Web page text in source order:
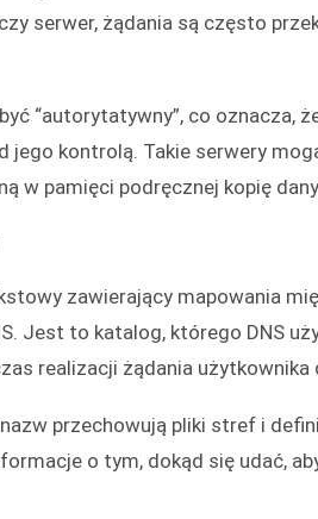
serwer, żądania są często
“autorytatywny”, co oznacza,
jego kontrolą. Takie serwery
w pamięci podręcznej kopię
zawierający mapowania
Jest to katalog, którego DNS
realizacji żądania
przechowują pliki stref i
o tym, dokąd się udać,